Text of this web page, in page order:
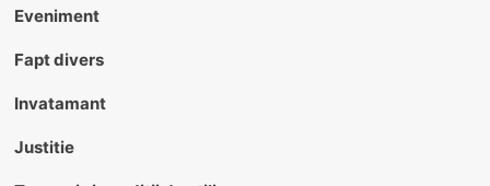
Eveniment
Fapt divers
Invatamant
Justitie